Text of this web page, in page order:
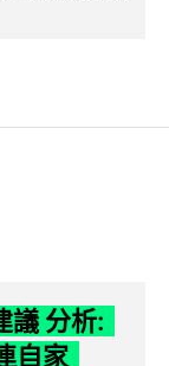
議 分析:
自家